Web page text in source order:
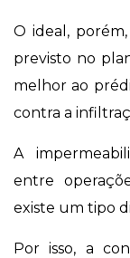
O ideal,
previsto no
melhor ao
contra a
A
entre
existe um tipo
Por isso, a